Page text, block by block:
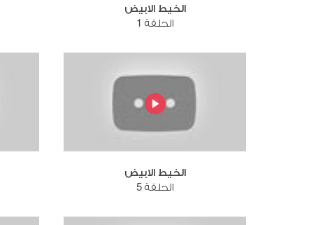
الخيط الابيض
الحلقة 1
الخيط الابيض
الحلقة 5